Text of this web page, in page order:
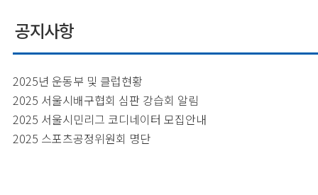
공지사항
2025년 운동부 및 클럽현황
2025 서울시배구협회 심판 강습회 알림
2025 서울시민리그 코디네이터 모집안내
2025 스포츠공정위원회 명단